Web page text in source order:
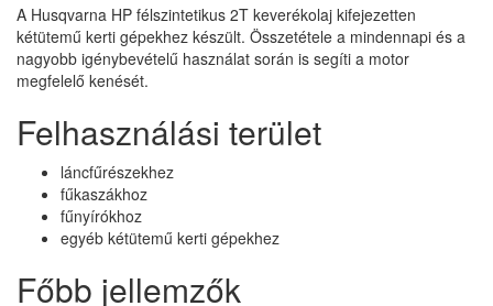
A Husqvarna HP félszintetikus 2T keverékolaj kifejezetten
kétütemű kerti gépekhez készült. Összetétele a mindennapi és a
nagyobb igénybevételű használat során is segíti a motor
megfelelő kenését.
Felhasználási terület
láncfűrészekhez
fűkaszákhoz
fűnyírókhoz
egyéb kétütemű kerti gépekhez
Főbb jellemzők